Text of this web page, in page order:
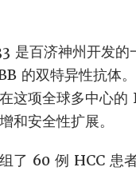
是百济神州开发的
的双特异性抗体
这项全球多中心
和安全性扩展。
了 60 例 HCC 患